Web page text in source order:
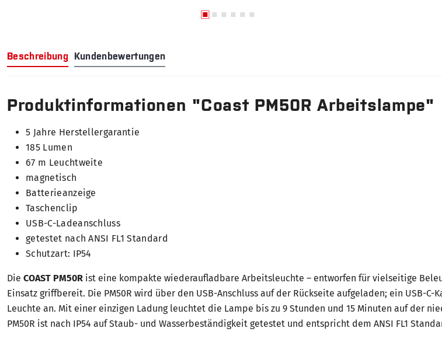
Beschreibung Kundenbewertungen
Produktinformationen "Coast PM50R Arbeitslampe"
5 Jahre Herstellergarantie
185 Lumen
67 m Leuchtweite
magnetisch
Batterieanzeige
Taschenclip
USB-C-Ladeanschluss
getestet nach ANSI FL1 Standard
Schutzart: IP54
Die COAST PM50R ist eine kompakte wiederaufladbare Arbeitsleuchte – entworfen für vielseitige
Einsatz griffbereit. Die PM50R wird über den USB-Anschluss auf der Rückseite aufgeladen; ein USB-
Leuchte an. Mit einer einzigen Ladung leuchtet die Lampe bis zu 9 Stunden und 15 Minuten auf der
PM50R ist nach IP54 auf Staub- und Wasserbeständigkeit getestet und entspricht dem ANSI FL1